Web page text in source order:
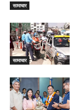
सामाचार
सामाचार